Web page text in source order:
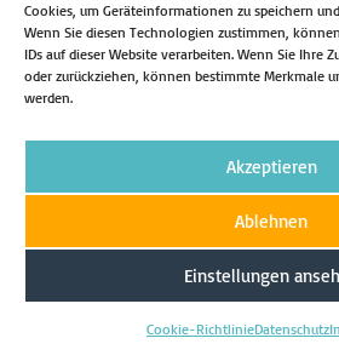
Cookies, um Geräteinformationen zu speichern
Wenn Sie diesen Technologien zustimmen,
IDs auf dieser Website verarbeiten. Wenn Sie Ihre
oder zurückziehen, können bestimmte Merkmale
werden.
Akzeptieren
Ablehnen
Einstellungen
Cookie-RichtlinieDatenschutz
3. Februar 2026 Aktuell
Weiterlesen
Copyright 2026 - Matthias